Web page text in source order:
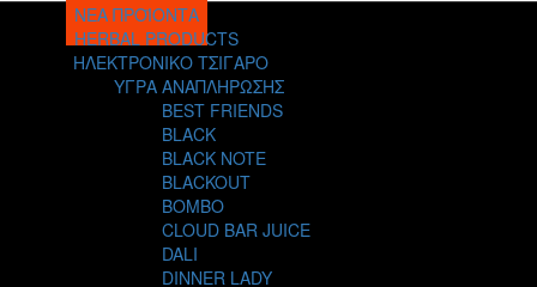
ΝΕΑ ΠΡΟΪΟΝΤΑ
HERBAL PRODUCTS
ΗΛΕΚΤΡΟΝΙΚΟ ΤΣΙΓΑΡΟ
ΥΓΡΑ ΑΝΑΠΛΗΡΩΣΗΣ
BEST FRIENDS
BLACK
BLACK NOTE
BLACKOUT
BOMBO
CLOUD BAR JUICE
DALI
DINNER LADY